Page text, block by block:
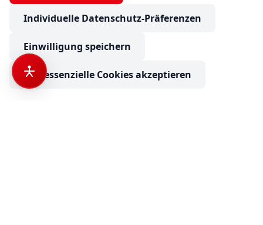
Individuelle Datenschutz-Präferenzen
Einwilligung speichern
Nur essenzielle Cookies akzeptieren